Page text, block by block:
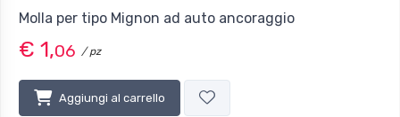
Molla per tipo Mignon ad auto ancoraggio
€ 1,06 / pz
Aggiungi al carrello